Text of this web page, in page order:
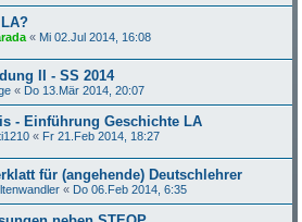
« Mi 02.Jul 2014, 16:08
II - SS 2014
« Do 13.Mär 2014, 20:07
- Einführung Geschichte LA
« Fr 21.Feb 2014, 18:27
für (angehende) Deutschlehrer
« Do 06.Feb 2014, 6:35